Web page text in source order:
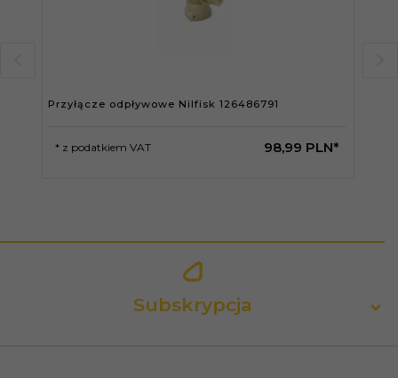
Przyłącze odpływowe Nilfisk 126486791
98,99 PLN*
* z podatkiem VAT
Subskrypcja